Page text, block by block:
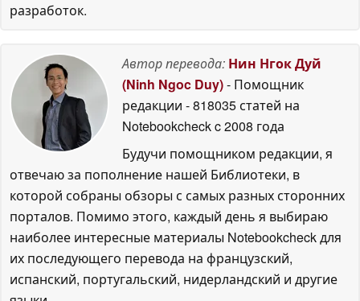
разработок.
Автор перевода: Нин Нгок Дуй
(Ninh Ngoc Duy)- Помощник
редакции - 818035 статей на
Notebookcheckc 2008 года
Будучи помощником редакции, я
отвечаю за пополнение нашей Библиотеки, в
которой собраны обзоры с самых разных сторонних
порталов. Помимо этого, каждый день я выбираю
наиболее интересные материалы Notebookcheck для
их последующего перевода на французский,
испанский, португальский, нидерландский и другие